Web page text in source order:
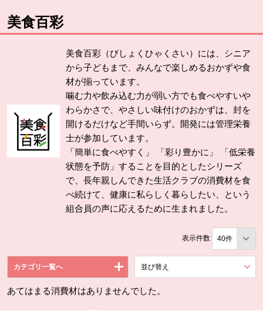
美食百彩
美食百彩（びしょくひゃくさい）には、シニア
から子どもまで、みんなで楽しめるおかずや食
材が揃っています。
噛む力や飲み込む力が弱い方でも食べやすいや
わらかさで、やさしい味付けのおかずは、封を
開けるだけなど手間いらず。開発には管理栄養
士が参加しています。
「簡単に食べやすく」 「彩り豊かに」 「低栄養
状態を予防」することを目的としたシリーズ
で、長年親しんできた生活クラブの消費材を食
べ続けて、健康に私らしく暮らしたい、という
組合員の声に応えるために生まれました。
表示件数
カテゴリ一覧へ 並び替え
あてはまる消費材はありませんでした。